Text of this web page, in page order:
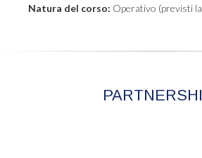
Natura del corso: Operativo (previsti